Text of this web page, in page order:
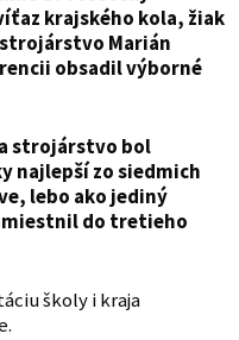
krajského kola, žiak
Marián
obsadil výborné
strojárstvo bol
najlepší zo siedmich
lebo ako jediný
do tretieho
školy i kraja